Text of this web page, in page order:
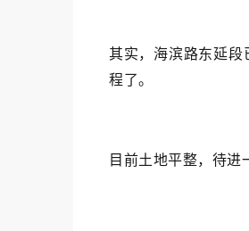
其实，海滨路东延
程了。
目前土地平整，待进